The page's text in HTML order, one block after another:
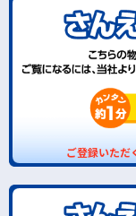
ご登録いただ